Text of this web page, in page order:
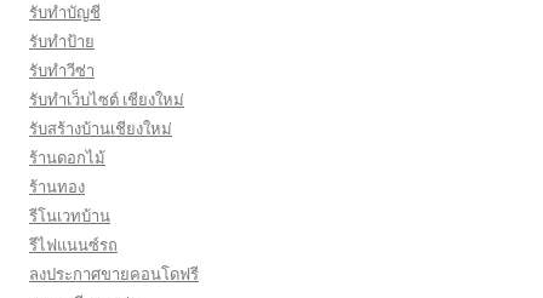
รับทำบัญชี
รับทำป้าย
รับทำวีซ่า
รับทำเว็บไซต์ เชียงใหม่
รับสร้างบ้านเชียงใหม่
ร้านดอกไม้
ร้านทอง
รีโนเวทบ้าน
รีไฟแนนซ์รถ
ลงประกาศขายคอนโดฟรี